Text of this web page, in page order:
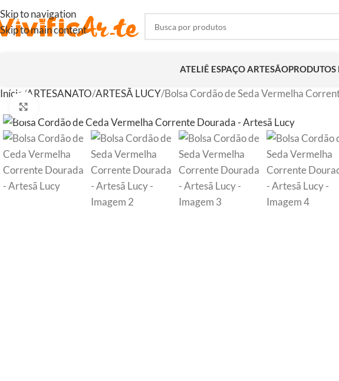
Skip to navigation
Skip to main content
ATELIÊ ESPAÇO ARTESÃO
Início ARTESANATO ARTESÃ LUCY Bolsa Cordão de Seda Vermelha